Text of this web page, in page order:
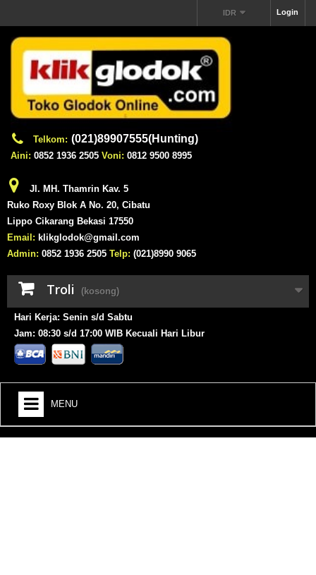
Login
IDR
Telkom: (021)89907555(Hunting)
Aini: 0852 1936 2505 Voni: 0812 9500 8995
Jl. MH. Thamrin Kav. 5
Ruko Roxy Blok A No. 20, Cibatu
Lippo Cikarang Bekasi 17550
Email: klikglodok@gmail.com
Admin: 0852 1936 2505 Telp: (021)8990 9065
Troli (kosong)
Hari Kerja: Senin s/d Sabtu
Jam: 08:30 s/d 17:00 WIB Kecuali Hari Libur
MENU